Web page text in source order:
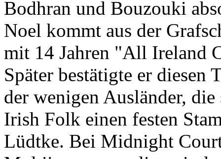
Bodhran und Bouzouki
Noel kommt aus der
mit 14 Jahren "All Ireland
Später bestätigte er diesen
der wenigen Ausländer,
Irish Folk einen festen
Lüdtke. Bei Midnight